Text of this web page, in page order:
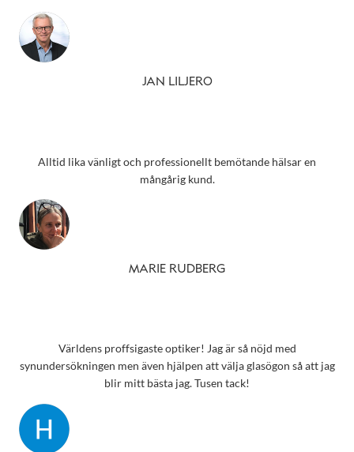
JAN LILJERO
Alltid lika vänligt och professionellt bemötande hälsar en
mångårig kund.
MARIE RUDBERG
Världens proffsigaste optiker! Jag är så nöjd med
synundersökningen men även hjälpen att välja glasögon så att jag
blir mitt bästa jag. Tusen tack!